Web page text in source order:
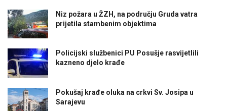
Niz požara u ŽZH, na području Gruda vatra
prijetila stambenim objektima
Policijski službenici PU Posušje rasvijetlili
kazneno djelo krađe
Pokušaj krađe oluka na crkvi Sv. Josipa u
Sarajevu